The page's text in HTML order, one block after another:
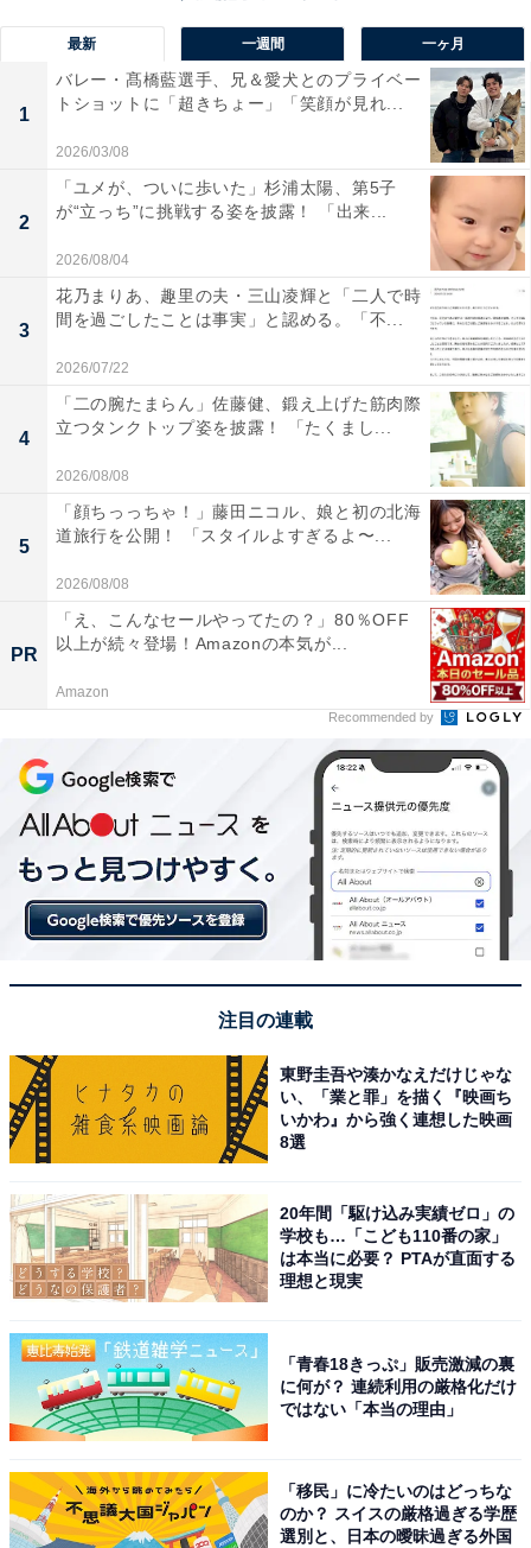
最新 一週間 一ヶ月
1
バレー・髙橋藍選手、兄＆愛犬とのプライベー
トショットに「超きちょー」「笑顔が見れ...
2026/03/08
2
「ユメが、ついに歩いた」杉浦太陽、第5子
が“立っち”に挑戦する姿を披露！ 「出来...
2026/08/04
3
花乃まりあ、趣里の夫・三山凌輝と「二人で時
間を過ごしたことは事実」と認める。「不...
2026/07/22
4
「二の腕たまらん」佐藤健、鍛え上げた筋肉際
立つタンクトップ姿を披露！ 「たくまし...
2026/08/08
5
「顔ちっっちゃ！」藤田ニコル、娘と初の北海
道旅行を公開！ 「スタイルよすぎるよ〜...
2026/08/08
PR
「え、こんなセールやってたの？」80％OFF
以上が続々登場！Amazonの本気が...
Amazon
Recommended by
注目の連載
東野圭吾や湊かなえだけじゃな
い、「業と罪」を描く『映画ち
いかわ』から強く連想した映画
8選
20年間「駆け込み実績ゼロ」の
学校も…「こども110番の家」
は本当に必要？ PTAが直面する
理想と現実
「青春18きっぷ」販売激減の裏
に何が？ 連続利用の厳格化だけ
ではない「本当の理由」
「移民」に冷たいのはどっちな
のか？ スイスの厳格過ぎる学歴
選別と、日本の曖昧過ぎる外国